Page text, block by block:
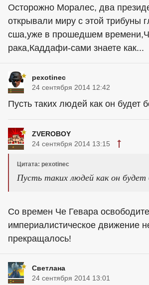
Осторожно Моралес, два
открывали миру с этой трибуны
сша,уже в прошедшем
рака,Каддафи-сами знаете как...
pexotinec
24 сентября 2014 12:42
Пусть таких людей как он будет
ZVEROBOY
24 сентября 2014 13:15
Цитата: pexotinec
Пусть таких людей как он будет
Со времен Че Гевара
империалистическое движение
прекращалось!
Светлана
24 сентября 2014 13:01